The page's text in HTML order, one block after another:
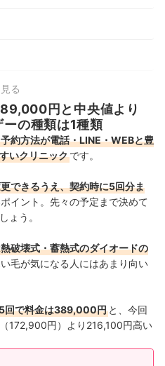
る
円と中央値より
の種類は1種類
予約方法が電話・LINE・WEBと豊
いクリニックです。
できるうえ、契約時に5回分ま
イント。先々の予定まで決めて
ょう。
破壊式・蓄熱式のダイオードの
毛が気になる人にはあまり向い
回で料金は389,000円 と、今回
172,900円）より216,100円高い